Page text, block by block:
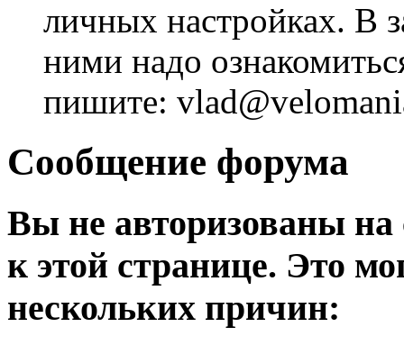
личных настройках. В
ними надо
пишите:
Сообщение форума
Вы не авторизованы на
к этой странице. Это
нескольких причин: